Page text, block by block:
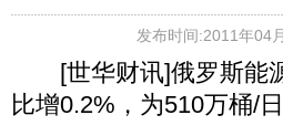
发布时间:2011年04
[世华财讯]俄罗斯能源
比增0.2%，为510万桶/